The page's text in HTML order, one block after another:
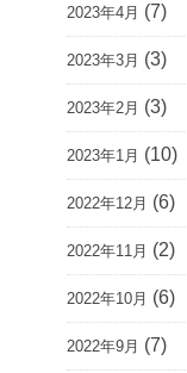
2023年4月 (7)
2023年3月 (3)
2023年2月 (3)
2023年1月 (10)
2022年12月 (6)
2022年11月 (2)
2022年10月 (6)
2022年9月 (7)